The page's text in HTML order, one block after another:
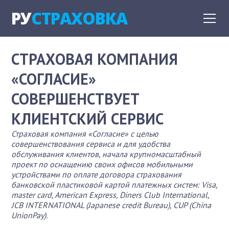
РУСТРАХОВКА
СТРАХОВАЯ КОМПАНИЯ
«СОГЛАСИЕ»
СОВЕРШЕНСТВУЕТ
КЛИЕНТСКИЙ СЕРВИС
Страховая компания «Согласие» с целью
совершенствования сервиса и для удобства
обслуживания клиентов, начала крупномасштабный
проект по оснащению своих офисов мобильными
устройствами по оплате договора страхования
банковской пластиковой картой платежных систем: Visa,
master card, American Express, Diners Club International,
JCB INTERNATIONAL (Japanese credit Bureau), CUP (China
UnionPay).